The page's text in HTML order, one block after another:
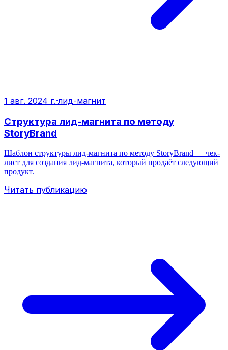
1 авг. 2024 г.·лид-магнит
Структура лид-магнита по методу
StoryBrand
Шаблон структуры лид-магнита по методу StoryBrand — чек-
лист для создания лид-магнита, который продаёт следующий
продукт.
Читать публикацию